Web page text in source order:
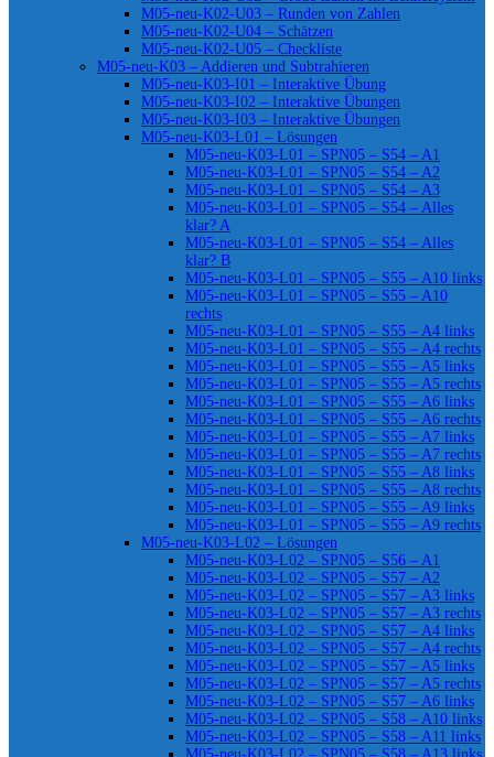
M05-neu-K02-U03 – Runden von Zahlen
M05-neu-K02-U04 – Schätzen
M05-neu-K02-U05 – Checkliste
M05-neu-K03 – Addieren und Subtrahieren
M05-neu-K03-I01 – Interaktive Übung
M05-neu-K03-I02 – Interaktive Übungen
M05-neu-K03-I03 – Interaktive Übungen
M05-neu-K03-L01 – Lösungen
M05-neu-K03-L01 – SPN05 – S54 – A1
M05-neu-K03-L01 – SPN05 – S54 – A2
M05-neu-K03-L01 – SPN05 – S54 – A3
M05-neu-K03-L01 – SPN05 – S54 – Alles
klar? A
M05-neu-K03-L01 – SPN05 – S54 – Alles
klar? B
M05-neu-K03-L01 – SPN05 – S55 – A10 links
M05-neu-K03-L01 – SPN05 – S55 – A10
rechts
M05-neu-K03-L01 – SPN05 – S55 – A4 links
M05-neu-K03-L01 – SPN05 – S55 – A4 rechts
M05-neu-K03-L01 – SPN05 – S55 – A5 links
M05-neu-K03-L01 – SPN05 – S55 – A5 rechts
M05-neu-K03-L01 – SPN05 – S55 – A6 links
M05-neu-K03-L01 – SPN05 – S55 – A6 rechts
M05-neu-K03-L01 – SPN05 – S55 – A7 links
M05-neu-K03-L01 – SPN05 – S55 – A7 rechts
M05-neu-K03-L01 – SPN05 – S55 – A8 links
M05-neu-K03-L01 – SPN05 – S55 – A8 rechts
M05-neu-K03-L01 – SPN05 – S55 – A9 links
M05-neu-K03-L01 – SPN05 – S55 – A9 rechts
M05-neu-K03-L02 – Lösungen
M05-neu-K03-L02 – SPN05 – S56 – A1
M05-neu-K03-L02 – SPN05 – S57 – A2
M05-neu-K03-L02 – SPN05 – S57 – A3 links
M05-neu-K03-L02 – SPN05 – S57 – A3 rechts
M05-neu-K03-L02 – SPN05 – S57 – A4 links
M05-neu-K03-L02 – SPN05 – S57 – A4 rechts
M05-neu-K03-L02 – SPN05 – S57 – A5 links
M05-neu-K03-L02 – SPN05 – S57 – A5 rechts
M05-neu-K03-L02 – SPN05 – S57 – A6 links
M05-neu-K03-L02 – SPN05 – S58 – A10 links
M05-neu-K03-L02 – SPN05 – S58 – A11 links